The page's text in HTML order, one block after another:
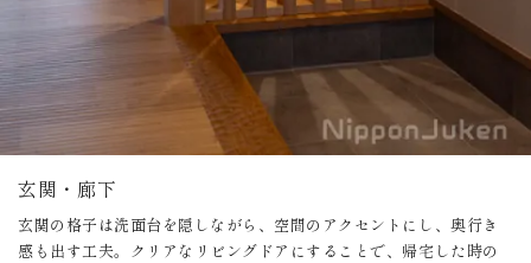
玄関・廊下
玄関の格子は洗面台を隠しながら、空間のアクセントにし、奥行き
感も出す工夫。クリアなリビングドアにすることで、帰宅した時の